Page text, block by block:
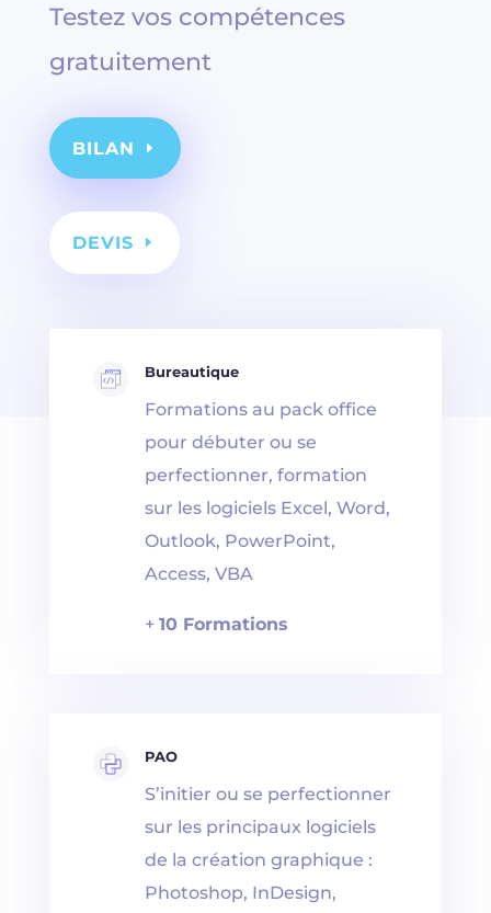
Testez vos compétences
gratuitement
BILAN
DEVIS
Bureautique
Formations au pack office
pour débuter ou se
perfectionner, formation
sur les logiciels Excel, Word,
Outlook, PowerPoint,
Access, VBA
+ 10 Formations
PAO
S’initier ou se perfectionner
sur les principaux logiciels
de la création graphique :
Photoshop, InDesign,